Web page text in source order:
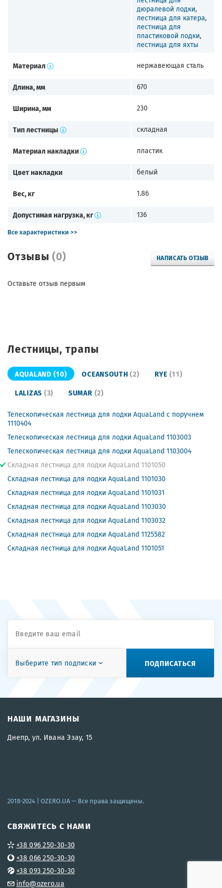
Отзывы(0) НАПИСАТЬ ОТЗЫВ
Оставьте отзыв первым
дюралевой лодки,
лестница для катера,
лестница для
пластиковой лодки,
лестница для яхты
Материал нержавеющая сталь
Длина, мм 670
Ширина, мм 230
Тип лестницы складная
Материал накладки пластик
Цвет накладки белый
Вес, кг 1.86
Допустимая нагрузка, кг
136
Все характеристики >>
Лестницы, трапы
AQUALAND (10) OCEANSOUTH (2) RYE (11)
LALIZAS (3) SUMAR (2)
Телескопическая лестница для лодки AquaLand с поручнем
1110404
Телескопическая лестница для лодки AquaLand 1103003
Телескопическая лестница для лодки AquaLand 1103004
Складная лестница для лодки AquaLand 1101050
Складная лестница для лодки AquaLand 1101030
Складная лестница для лодки AquaLand 1101031
Складная лестница для лодки AquaLand 1103030
Складная лестница для лодки AquaLand 1103032
Складная лестница для лодки AquaLand 1125582
Складная лестница для лодки AquaLand 1101051
Выберите тип подписки ПОДПИСАТЬСЯ
НАШИ МАГАЗИНЫ
Днепр, ул. Ивана Эзау, 15
2018-2024 | OZERO.UA— Все права защищены.
СВЯЖИТЕСЬ С НАМИ
+38 096 250-30-30
+38 066 250-30-30
+38 093 250-30-30
info@ozero.ua